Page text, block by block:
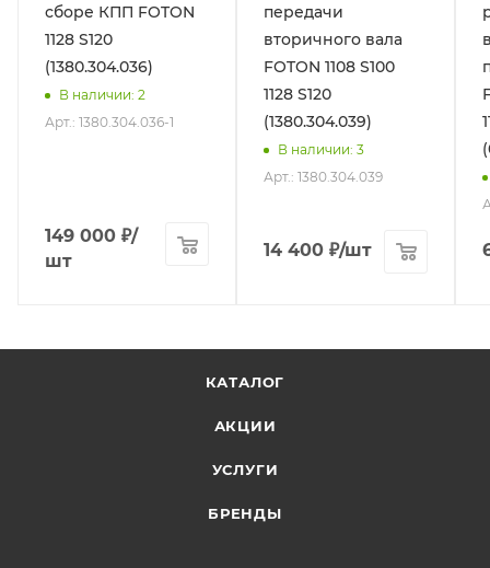
сборе КПП FOTON
1128 S120
(1380.304.036)
В наличии: 2
Арт.: 1380.304.036-1
149 000 ₽/
шт
передачи
вторичного вала
FOTON 1108 S100
1128 S120
(1380.304.039)
В наличии: 3
Арт.: 1380.304.039
14 400 ₽/шт
КАТАЛОГ
АКЦИИ
УСЛУГИ
БРЕНДЫ